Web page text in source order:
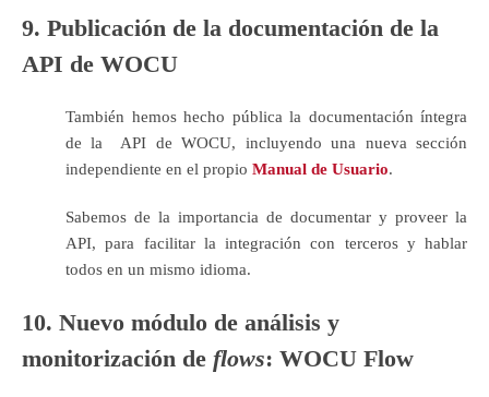
9. Publicación de la documentación de la
API de WOCU
También hemos hecho pública la documentación íntegra
de la API de WOCU, incluyendo una nueva sección
independiente en el propio Manual de Usuario.
Sabemos de la importancia de documentar y proveer la
API, para facilitar la integración con terceros y hablar
todos en un mismo idioma.
10. Nuevo módulo de análisis y
monitorización de flows: WOCU Flow